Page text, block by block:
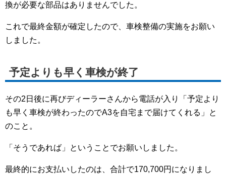
換が必要な部品はありませんでした。
これで最終金額が確定したので、車検整備の実施をお願い
しました。
予定よりも早く車検が終了
その2日後に再びディーラーさんから電話が入り「予定より
も早く車検が終わったのでA3を自宅まで届けてくれる」と
のこと。
「そうであれば」ということでお願いしました。
最終的にお支払いしたのは、合計で170,700円になりまし